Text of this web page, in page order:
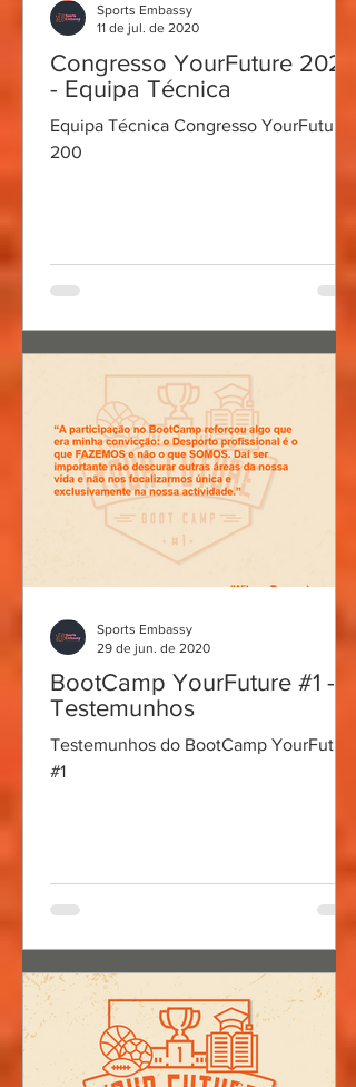
Congresso YourFuture 2020
- Equipa Técnica
Equipa Técnica Congresso YourFuture
200
Sports Embassy
11 de jul. de 2020
BootCamp YourFuture #1 -
Testemunhos
Testemunhos do BootCamp YourFuture
#1
Sports Embassy
29 de jun. de 2020